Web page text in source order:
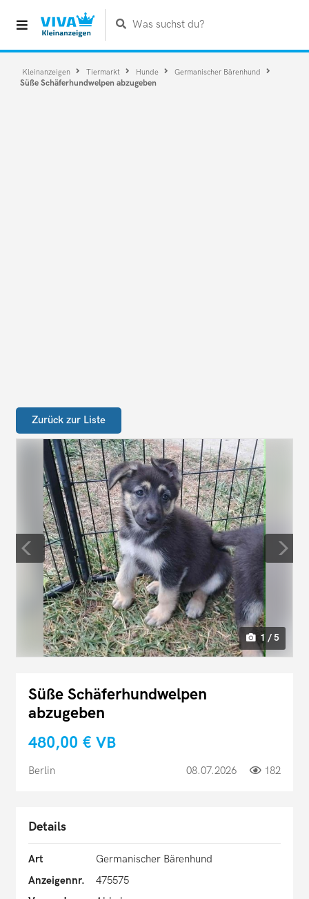
Was suchst du?
Kleinanzeigen Tiermarkt Hunde Germanischer Bärenhund
Süße Schäferhundwelpen abzugeben
Zurück zur Liste
1 / 5
Süße Schäferhundwelpen
abzugeben
480,00 € VB
Berlin 08.07.2026 182
Details
Art
Germanischer Bärenhund
Anzeigennr.
475575